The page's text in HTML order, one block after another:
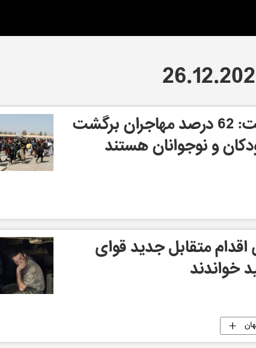
سازمان جهانی صحت: 62 درصد مهاجران برگشت
و نوجوانان هستند
اقدام متقابل جدید قوای
خواندند